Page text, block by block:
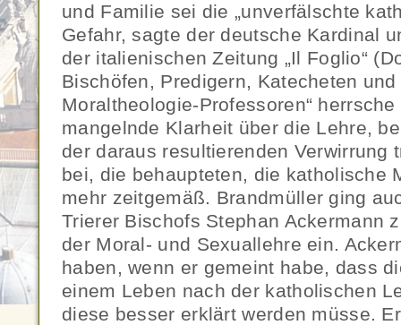
und Familie sei die „unverfälschte
Gefahr, sagte der deutsche Kardinal
der italienischen Zeitung „Il Foglio“
Bischöfen, Predigern, Katecheten und
Moraltheologie-Professoren“
mangelnde Klarheit über die Lehre,
der daraus resultierenden Verwirrung
bei, die behaupteten, die katholische
mehr zeitgemäß. Brandmüller ging
Trierer Bischofs Stephan Ackermann
der Moral- und Sexuallehre ein.
haben, wenn er gemeint habe, dass
einem Leben nach der katholischen
diese besser erklärt werden müsse.